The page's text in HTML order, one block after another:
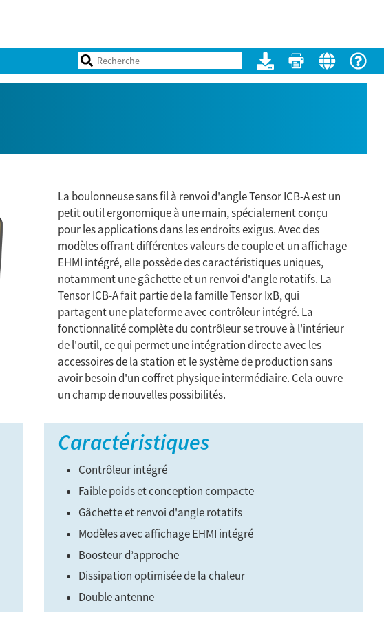
La boulonneuse sans fil à renvoi d'angle Tensor ICB-A est un
petit outil ergonomique à une main, spécialement conçu
pour les applications dans les endroits exigus. Avec des
modèles offrant différentes valeurs de couple et un affichage
EHMI intégré, elle possède des caractéristiques uniques,
notamment une gâchette et un renvoi d'angle rotatifs. La
Tensor ICB-A fait partie de la famille Tensor IxB, qui
partagent une plateforme avec contrôleur intégré. La
fonctionnalité complète du contrôleur se trouve à l'intérieur
de l'outil, ce qui permet une intégration directe avec les
accessoires de la station et le système de production sans
avoir besoin d'un coffret physique intermédiaire. Cela ouvre
un champ de nouvelles possibilités.
Caractéristiques
Contrôleur intégré
Faible poids et conception compacte
Gâchette et renvoi d'angle rotatifs
Modèles avec affichage EHMI intégré
Boosteur d’approche
Dissipation optimisée de la chaleur
Double antenne